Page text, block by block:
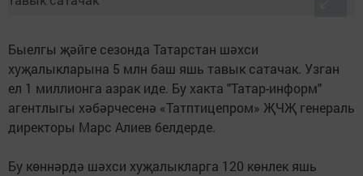
Быелгы җәйге сезонда Татарстан шәхси
хуҗалыкларына 5 млн баш яшь тавык сатачак. Узган
ел 1 миллионга азрак иде. Бу хакта "Татар-информ"
агентлыгы хәбәрчесенә «Татптицепром» ҖЧҖ генераль
директоры Марс Алиев белдерде.
Бу көннәрдә шәхси хуҗалыкларга 120 көнлек яшь